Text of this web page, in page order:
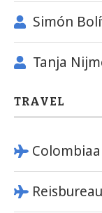
Simón
Tanja
TRAVEL